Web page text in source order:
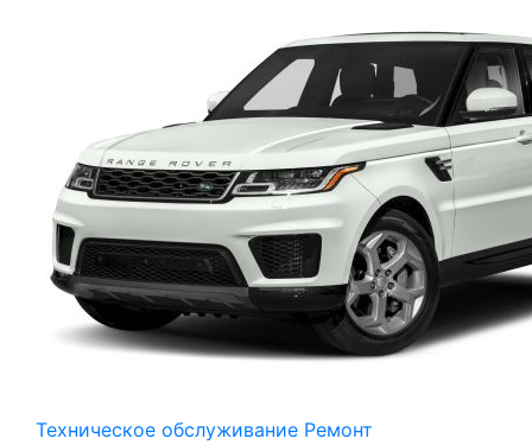
Техническое обслуживание Ремонт